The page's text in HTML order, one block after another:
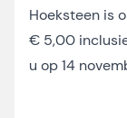
Hoeksteen is
€ 5,00
u op 14